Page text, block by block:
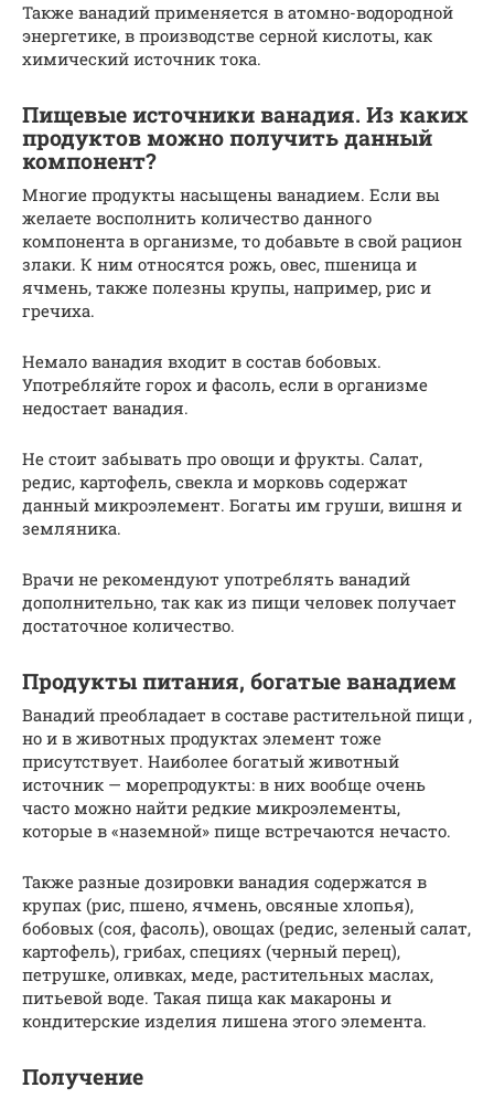
Также ванадий применяется в атомно-водородной
энергетике, в производстве серной кислоты, как
химический источник тока.
Пищевые источники ванадия. Из каких
продуктов можно получить данный
компонент?
Многие продукты насыщены ванадием. Если вы
желаете восполнить количество данного
компонента в организме, то добавьте в свой рацион
злаки. К ним относятся рожь, овес, пшеница и
ячмень, также полезны крупы, например, рис и
гречиха.
Немало ванадия входит в состав бобовых.
Употребляйте горох и фасоль, если в организме
недостает ванадия.
Не стоит забывать про овощи и фрукты. Салат,
редис, картофель, свекла и морковь содержат
данный микроэлемент. Богаты им груши, вишня и
земляника.
Врачи не рекомендуют употреблять ванадий
дополнительно, так как из пищи человек получает
достаточное количество.
Продукты питания, богатые ванадием
Ванадий преобладает в составе растительной пищи ,
но и в животных продуктах элемент тоже
присутствует. Наиболее богатый животный
источник — морепродукты: в них вообще очень
часто можно найти редкие микроэлементы,
которые в «наземной» пище встречаются нечасто.
Также разные дозировки ванадия содержатся в
крупах (рис, пшено, ячмень, овсяные хлопья),
бобовых (соя, фасоль), овощах (редис, зеленый салат,
картофель), грибах, специях (черный перец),
петрушке, оливках, меде, растительных маслах,
питьевой воде. Такая пища как макароны и
кондитерские изделия лишена этого элемента.
Получение